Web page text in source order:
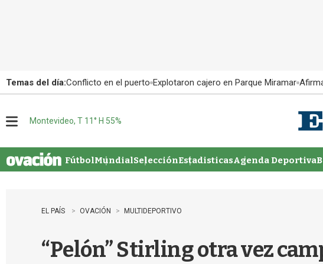
Temas del día:Conflicto en el puerto Explotaron cajero en Parque Miramar
u
Montevideo, T 11° H 55%
FútbolMundialSelecciónEstadisticasAgenda Deportiva
EL PAÍS OVACIÓN MULTIDEPORTIVO
“Pelón” Stirling otra vez